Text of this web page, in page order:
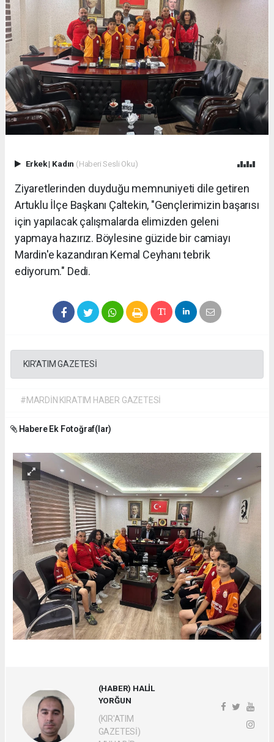
Erkek| Kadın (Haberi Sesli Oku)
Ziyaretlerinden duyduğu memnuniyeti dile getiren
Artuklu İlçe Başkanı Çaltekin, "Gençlerimizin başarısı
için yapılacak çalışmalarda elimizden geleni
yapmaya hazırız. Böylesine güzide bir camiayı
Mardin'e kazandıran Kemal Ceyhanı tebrik
ediyorum." Dedi.
KIR'ATIM GAZETESİ
#MARDİN KIRATIM HABER GAZETESİ
Habere Ek Fotoğraf(lar)
(HABER) HALİL
YORĞUN
(KIR'ATIM
GAZETESİ)